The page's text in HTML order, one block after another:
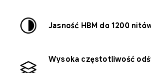
Jasność HBM do 1200
Wysoka częstotliwość